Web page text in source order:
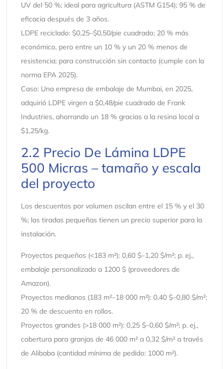
UV del 50 %; ideal para agricultura (ASTM G154); 95 % de
eficacia después de 3 años.
LDPE reciclado: $0,25–$0,50/pie cuadrado; 20 % más
económico, pero entre un 10 % y un 20 % menos de
resistencia; para construcción sin contacto (cumple con la
norma EPA 2025).
Caso: Una empresa de embalaje de Mumbai, en 2025,
adquirió LDPE virgen a $0,48/pie cuadrado de Frank
Industries, ahorrando un 18 % gracias a la resina local a
$1,25/kg.
2.2 Precio De Lámina LDPE
500 Micras – tamaño y escala
del proyecto
Los descuentos por volumen oscilan entre el 15 % y el 30
%; las tiradas pequeñas tienen un precio superior para la
instalación.
Proyectos pequeños (<183 m²): 0,60 $–1,20 $/m²; p. ej.,
embalaje personalizado a 1200 $ (proveedores de
Amazon).
Proyectos medianos (183 m²–18 000 m²): 0,40 $–0,80 $/m²;
20 % de descuento en rollos.
Proyectos grandes (>18 000 m²): 0,25 $–0,60 $/m²; p. ej.,
cobertura para granjas de 46 000 m² a 0,32 $/m² a través
de Alibaba (cantidad mínima de pedido: 1000 m²).